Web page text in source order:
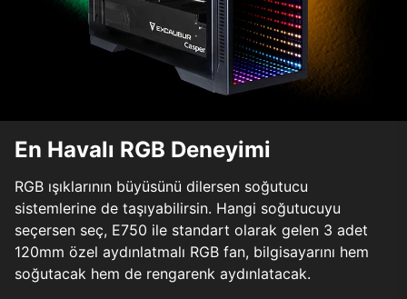
En Havalı RGB Deneyimi
RGB ışıklarının büyüsünü dilersen soğutucu
sistemlerine de taşıyabilirsin. Hangi soğutucuyu
seçersen seç, E750 ile standart olarak gelen 3 adet
120mm özel aydınlatmalı RGB fan, bilgisayarını hem
soğutacak hem de rengarenk aydınlatacak.